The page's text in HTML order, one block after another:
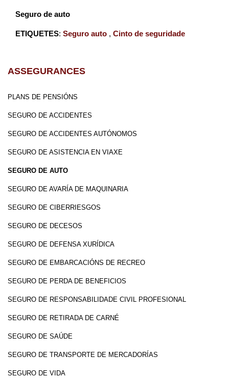
Seguro de auto
ETIQUETES: Seguro auto , Cinto de seguridade
ASSEGURANCES
PLANS DE PENSIÓNS
SEGURO DE ACCIDENTES
SEGURO DE ACCIDENTES AUTÓNOMOS
SEGURO DE ASISTENCIA EN VIAXE
SEGURO DE AUTO
SEGURO DE AVARÍA DE MAQUINARIA
SEGURO DE CIBERRIESGOS
SEGURO DE DECESOS
SEGURO DE DEFENSA XURÍDICA
SEGURO DE EMBARCACIÓNS DE RECREO
SEGURO DE PERDA DE BENEFICIOS
SEGURO DE RESPONSABILIDADE CIVIL PROFESIONAL
SEGURO DE RETIRADA DE CARNÉ
SEGURO DE SAÚDE
SEGURO DE TRANSPORTE DE MERCADORÍAS
SEGURO DE VIDA